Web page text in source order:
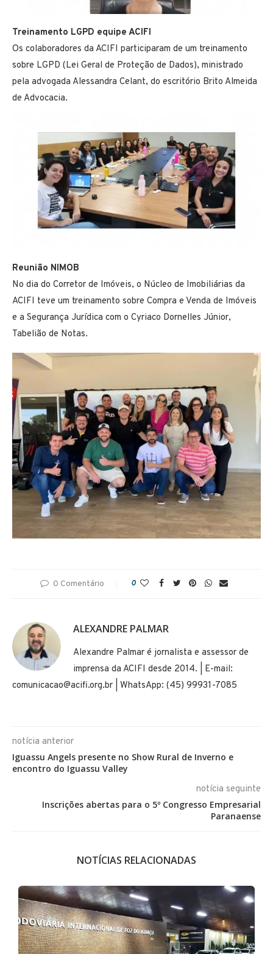
Treinamento LGPD equipe ACIFI
Os colaboradores da ACIFI participaram de um treinamento
sobre LGPD (Lei Geral de Proteção de Dados), ministrado
pela advogada Alessandra Celant, do escritório Brito Almeida
de Advocacia.
Reunião NIMOB
No dia do Corretor de Imóveis, o Núcleo de Imobiliárias da
ACIFI teve um treinamento sobre Compra e Venda de Imóveis
e a Segurança Jurídica com o Cyriaco Dornelles Júnior,
Tabelião de Notas.
0 Comentário 0
ALEXANDRE PALMAR
Alexandre Palmar é jornalista e assessor de
imprensa da ACIFI desde 2014. | E-mail:
comunicacao@acifi.org.br | WhatsApp: (45) 99931-7085
notícia anterior
Iguassu Angels presente no Show Rural de Inverno e
encontro do Iguassu Valley
notícia seguinte
Inscrições abertas para o 5º Congresso Empresarial
Paranaense
NOTÍCIAS RELACIONADAS